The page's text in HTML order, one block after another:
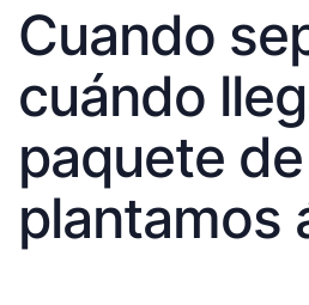
Cuando
cuándo
paquete
plantamos